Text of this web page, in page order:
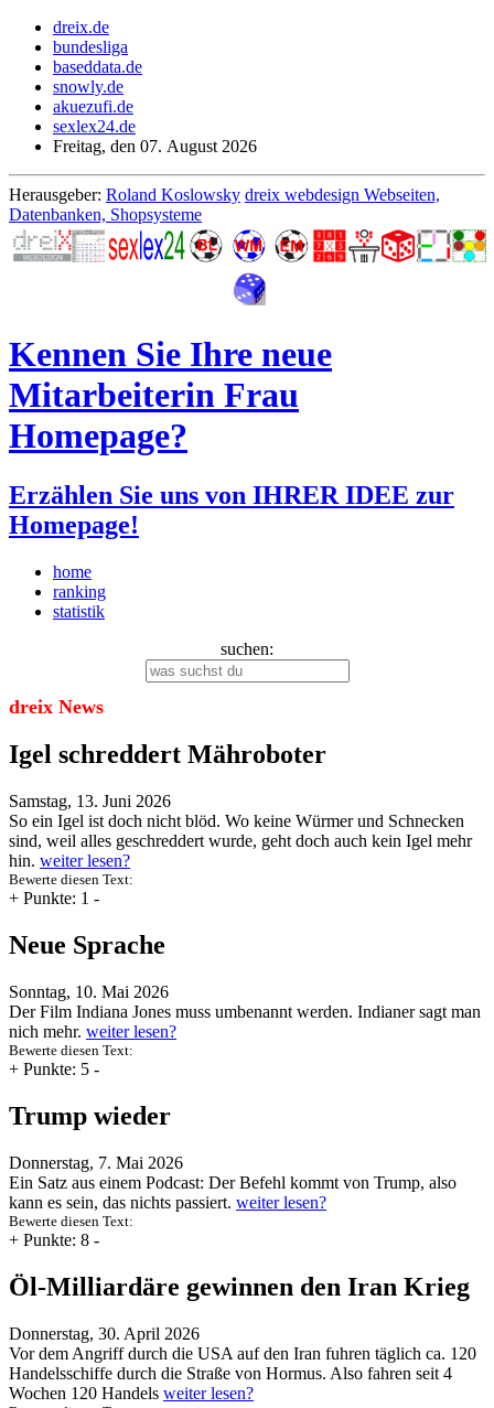
dreix.de
bundesliga
baseddata.de
snowly.de
akuezufi.de
sexlex24.de
Freitag, den 07. August 2026
Herausgeber: Roland Koslowsky dreix webdesign Webseiten,
Datenbanken, Shopsysteme
Kennen Sie Ihre neue
Mitarbeiterin Frau
Homepage?
Erzählen Sie uns von IHRER IDEE zur
Homepage!
home
ranking
statistik
suchen:
dreix News
Igel schreddert Mähroboter
Samstag, 13. Juni 2026
So ein Igel ist doch nicht blöd. Wo keine Würmer und Schnecken
sind, weil alles geschreddert wurde, geht doch auch kein Igel mehr
hin. weiter lesen?
Bewerte diesen Text:
+ Punkte: 1 -
Neue Sprache
Sonntag, 10. Mai 2026
Der Film Indiana Jones muss umbenannt werden. Indianer sagt man
nich mehr. weiter lesen?
Bewerte diesen Text:
+ Punkte: 5 -
Trump wieder
Donnerstag, 7. Mai 2026
Ein Satz aus einem Podcast: Der Befehl kommt von Trump, also
kann es sein, das nichts passiert. weiter lesen?
Bewerte diesen Text:
+ Punkte: 8 -
Öl-Milliardäre gewinnen den Iran Krieg
Donnerstag, 30. April 2026
Vor dem Angriff durch die USA auf den Iran fuhren täglich ca. 120
Handelsschiffe durch die Straße von Hormus. Also fahren seit 4
Wochen 120 Handels weiter lesen?